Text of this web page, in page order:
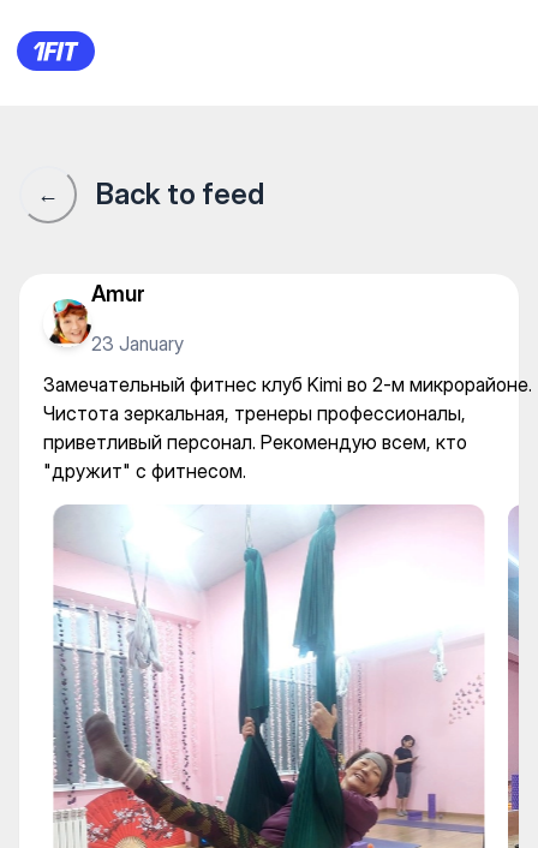
Замечательный фитнес
← Back to feed
Amur
23 January
Замечательный фитнес клуб Kimi во 2-м микрорайоне.
Чистота зеркальная, тренеры профессионалы,
приветливый персонал. Рекомендую всем, кто
"дружит" с фитнесом.